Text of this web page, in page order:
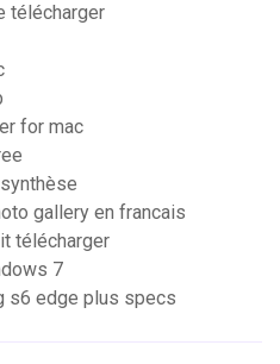
télécharger
for mac
gallery en francais
télécharger
7
s6 edge plus specs